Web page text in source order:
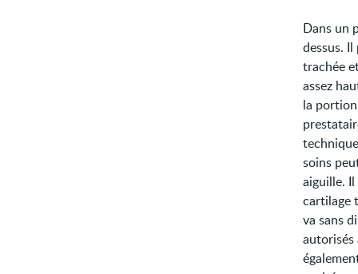
Dans un
dessus.
trachée
assez
la
soins
aiguille.
cartilage
va sans
autorisés